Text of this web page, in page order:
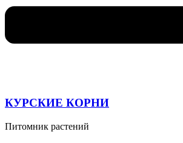
КУРСКИЕ КОРНИ
Питомник растений